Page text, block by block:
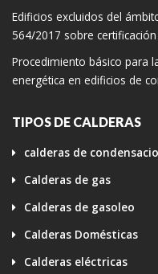
Edificios excluidos del
564/2017 sobre
Procedimiento básico para
energética en edificios de
TIPOS DE CALDERAS
calderas de
Calderas de gas
Calderas de gasoleo
Calderas Domésticas
Calderas eléctricas